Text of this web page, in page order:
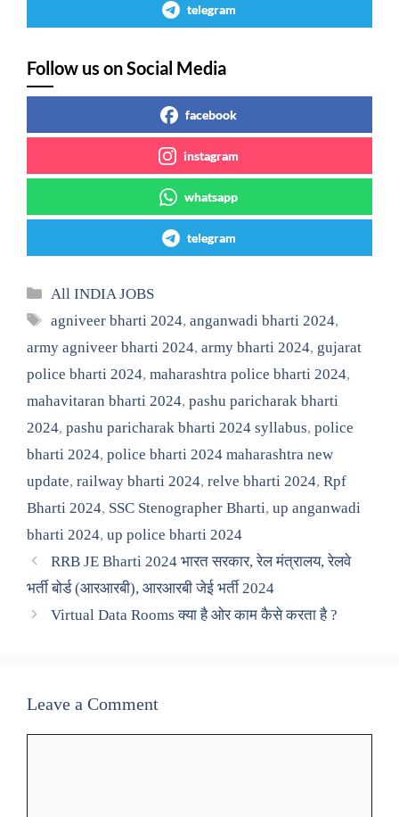
telegram
Follow us on Social Media
facebook
instagram
whatsapp
telegram
Categories
All INDIA JOBS
Tags
agniveer bharti 2024,anganwadi bharti 2024,
army agniveer bharti 2024, army bharti 2024, gujarat
police bharti 2024, maharashtra police bharti 2024,
mahavitaran bharti 2024, pashu paricharak bharti
2024, pashu paricharak bharti 2024 syllabus, police
bharti 2024, police bharti 2024 maharashtra new
update, railway bharti 2024, relve bharti 2024, Rpf
Bharti 2024, SSC Stenographer Bharti, up anganwadi
bharti 2024, up police bharti 2024
RRB JE Bharti 2024 भारत सरकार, रेल मंत्रालय, रेलवे
भर्ती बोर्ड (आरआरबी), आरआरबी जेई भर्ती 2024
Virtual Data Rooms क्या है ओर काम कैसे करता है ?
Leave a Comment